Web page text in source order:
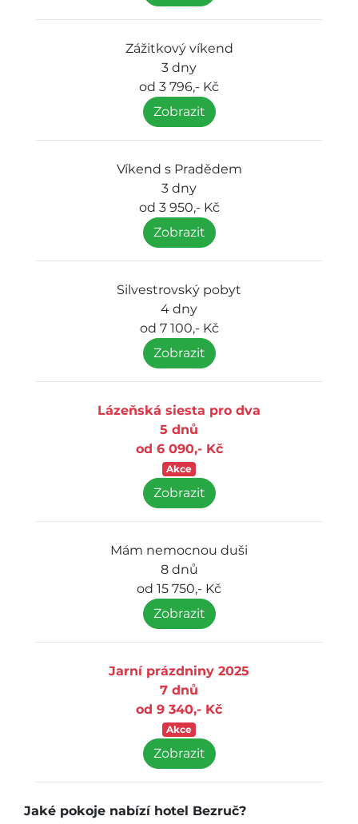
Zážitkový víkend
3 dny
od 3 796,- Kč
Zobrazit
Víkend s Pradědem
3 dny
od 3 950,- Kč
Zobrazit
Silvestrovský pobyt
4 dny
od 7 100,- Kč
Zobrazit
Lázeňská siesta pro dva
5 dnů
od 6 090,- Kč
Akce
Zobrazit
Mám nemocnou duši
8 dnů
od 15 750,- Kč
Zobrazit
Jarní prázdniny 2025
7 dnů
od 9 340,- Kč
Akce
Zobrazit
Jaké pokoje nabízí hotel Bezruč?